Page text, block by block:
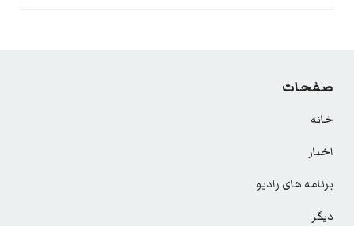
صفحات
خانه
اخبار
برنامه های رادیو
دیگر